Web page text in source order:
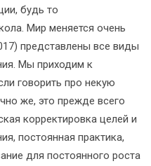
будь то
Мир меняется очень
представлены все виды
Мы приходим к
говорить про некую
же, это прежде всего
корректировка целей и
постоянная практика,
для постоянного роста